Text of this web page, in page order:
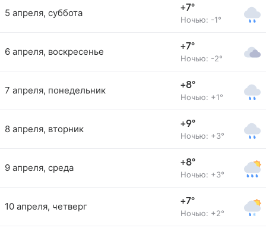
5 апреля, суббота +7°
Ночью: -1°
6 апреля, воскресенье +7°
Ночью: -2°
7 апреля, понедельник +8°
Ночью: +1°
8 апреля, вторник +9°
Ночью: +3°
9 апреля, среда +8°
Ночью: +3°
10 апреля, четверг +7°
Ночью: +2°